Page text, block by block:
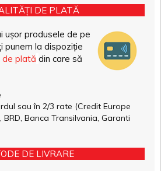
DE PLATĂ
ușor produsele de pe
punem la dispoziție
plată din care să
sau în 2/3 rate (Credit Europe
BRD, Banca Transilvania, Garanti
DE LIVRARE